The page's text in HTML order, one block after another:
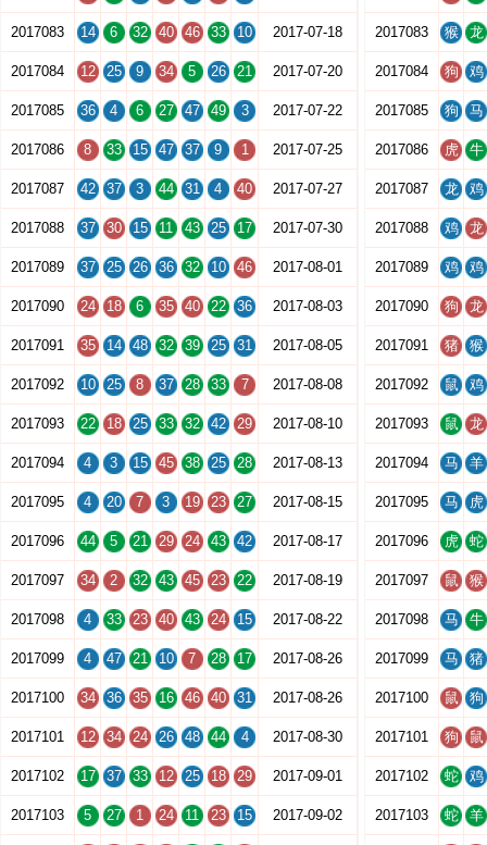
2017083 14 6 32 40 46 33 10 2017-07-18
2017084 12 25 9 34 5 26 21 2017-07-20
2017085 36 4 6 27 47 49 3 2017-07-22
2017086 8 33 15 47 37 9 1 2017-07-25
2017087 42 37 3 44 31 4 40 2017-07-27
2017088 37 30 15 11 43 25 17 2017-07-30
2017089 37 25 26 36 32 10 46 2017-08-01
2017090 24 18 6 35 40 22 36 2017-08-03
2017091 35 14 48 32 39 25 31 2017-08-05
2017092 10 25 8 37 28 33 7 2017-08-08
2017093 22 18 25 33 32 42 29 2017-08-10
2017094 4 3 15 45 38 25 28 2017-08-13
2017095 4 20 7 3 19 23 27 2017-08-15
2017096 44 5 21 29 24 43 42 2017-08-17
2017097 34 2 32 43 45 23 22 2017-08-19
2017098 4 33 23 40 43 24 15 2017-08-22
2017099 4 47 21 10 7 28 17 2017-08-26
2017100 34 36 35 16 46 40 31 2017-08-26
2017101 12 34 24 26 48 44 4 2017-08-30
2017102 17 37 33 12 25 18 29 2017-09-01
2017103 5 27 1 24 11 23 15 2017-09-02
2017083 猴 龙
2017084 狗 鸡
2017085 狗 马
2017086 虎 牛
2017087 龙 鸡
2017088 鸡 龙
2017089 鸡 鸡
2017090 狗 龙
2017091 猪 猴
2017092 鼠 鸡
2017093 鼠 龙
2017094 马 羊
2017095 马 虎
2017096 虎 蛇
2017097 鼠 猴
2017098 马 牛
2017099 马 猪
2017100 鼠 狗
2017101 狗 鼠
2017102 蛇 鸡
2017103 蛇 羊